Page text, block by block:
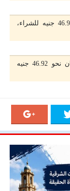
وبلغ سعر الدولار في بنك الإسكندرية نحو 46.93 جنيه للشراء،
وسجل سعر الدولار في بنك التعمير والإسكان نحو 46.92 جنيه